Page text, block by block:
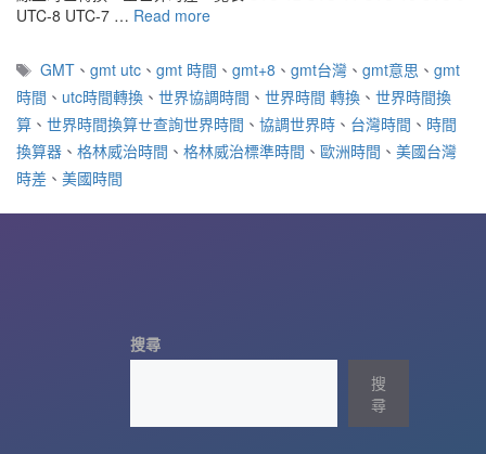
UTC-8 UTC-7 … Read more
標
籤
GMT 、gmt utc 、gmt 時間 、gmt+8 、gmt台灣 、gmt意思 、gmt
時間 、 utc時間轉換 、 世界協調時間 、 世界時間 轉換 、 世界時間換
算 、 世界時間換算ㄝ查詢世界時間 、 協調世界時 、 台灣時間 、 時間
換算器 、 格林威治時間 、 格林威治標準時間 、 歐洲時間 、 美國台灣
時差 、 美國時間
搜尋
搜
尋